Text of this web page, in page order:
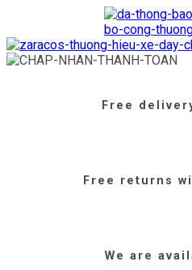
Free
Free returns
We are